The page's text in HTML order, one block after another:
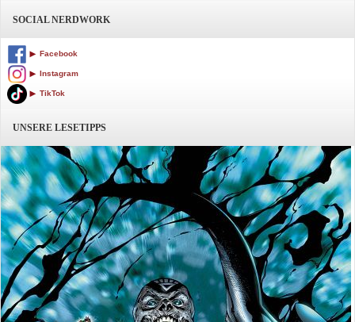
SOCIAL NERDWORK
Facebook
Instagram
TikTok
UNSERE LESETIPPS